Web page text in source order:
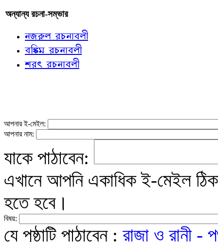
অন্যান্য রচনা-সম্ভার
নজরুল রচনাবলী
বঙ্কিম রচনাবলী
শরৎ রচনাবলী
আপনার ই-মেইল:
আপনার নাম:
যাকে পাঠাবেন:
এখানে আপনি একাধিক ই-মেইল
হতে হবে।
বিষয়:
যে পৃষ্ঠাটি পাঠাবেন : রাজা ও রানী